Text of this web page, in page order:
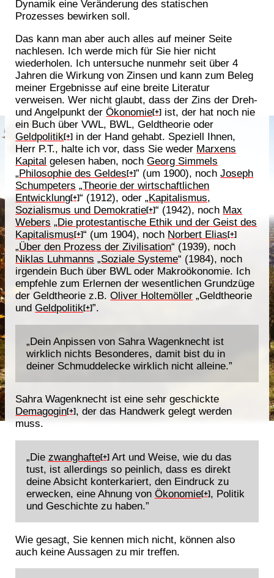
Dynamik eine Veränderung des statischen
Prozesses bewirken soll.
Das kann man aber auch alles auf meiner Seite
nachlesen. Ich werde mich für Sie hier nicht
wiederholen. Ich untersuche nunmehr seit über 4
Jahren die Wirkung von Zinsen und kann zum Beleg
meiner Ergebnisse auf eine breite Literatur
verweisen. Wer nicht glaubt, dass der Zins der Dreh-
und Angelpunkt derÖkonomie[+] ist, der hat noch nie
ein Buch über VWL, BWL, Geldtheorie oder
Geldpolitik[+] in der Hand gehabt. Speziell Ihnen,
Herr P.T., halte ich vor, dass Sie weder Marxens
Kapital gelesen haben, nochGeorg Simmels
„Philosophie des Geldes[+]” (um 1900), nochJoseph
Schumpeters „Theorie der wirtschaftlichen
Entwicklung[+]“ (1912), oder „Kapitalismus,
Sozialismus und Demokratie[+]“ (1942), noch Max
Webers „Die protestantische Ethik und der Geist des
Kapitalismus[+]“ (um 1904), noch Norbert Elias[+]
„Über den Prozess der Zivilisation“ (1939), noch
Niklas Luhmanns „Soziale Systeme“ (1984), noch
irgendein Buch über BWL oder Makroökonomie. Ich
empfehle zum Erlernen der wesentlichen Grundzüge
der Geldtheorie z.B.Oliver Holtemöller „Geldtheorie
undGeldpolitik[+]”.
„Dein Anpissen von Sahra Wagenknecht ist
wirklich nichts Besonderes, damit bist du in
deiner Schmuddelecke wirklich nicht alleine.”
Sahra Wagenknecht ist eine sehr geschickte
Demagogin[+] , der das Handwerk gelegt werden
muss.
„Die zwanghafte[+]Art und Weise, wie du das
tust, ist allerdings so peinlich, dass es direkt
deine Absicht konterkariert, den Eindruck zu
erwecken, eine Ahnung von Ökonomie[+], Politik
und Geschichte zu haben.”
Wie gesagt, Sie kennen mich nicht, können also
auch keine Aussagen zu mir treffen.